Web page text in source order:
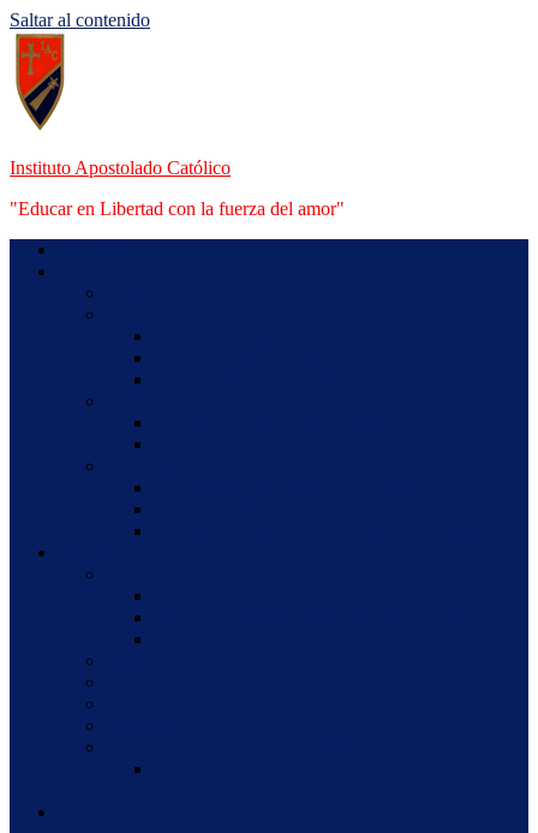
Saltar al contenido
Instituto Apostolado Católico
"Educar en Libertad con la fuerza del amor"